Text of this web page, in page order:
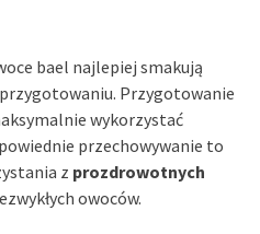
bael najlepiej smakują
Przygotowanie
wykorzystać
przechowywanie to
z prozdrowotnych
owoców.